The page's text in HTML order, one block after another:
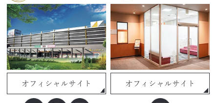
オフィシャルサイト オフィシャルサイト